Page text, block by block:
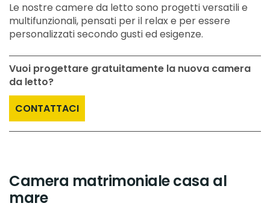
Le nostre camere da letto sono progetti versatili e
multifunzionali, pensati per il relax e per essere
personalizzati secondo gusti ed esigenze.
Vuoi progettare gratuitamente la nuova camera
da letto?
CONTATTACI
Camera matrimoniale casa al
mare